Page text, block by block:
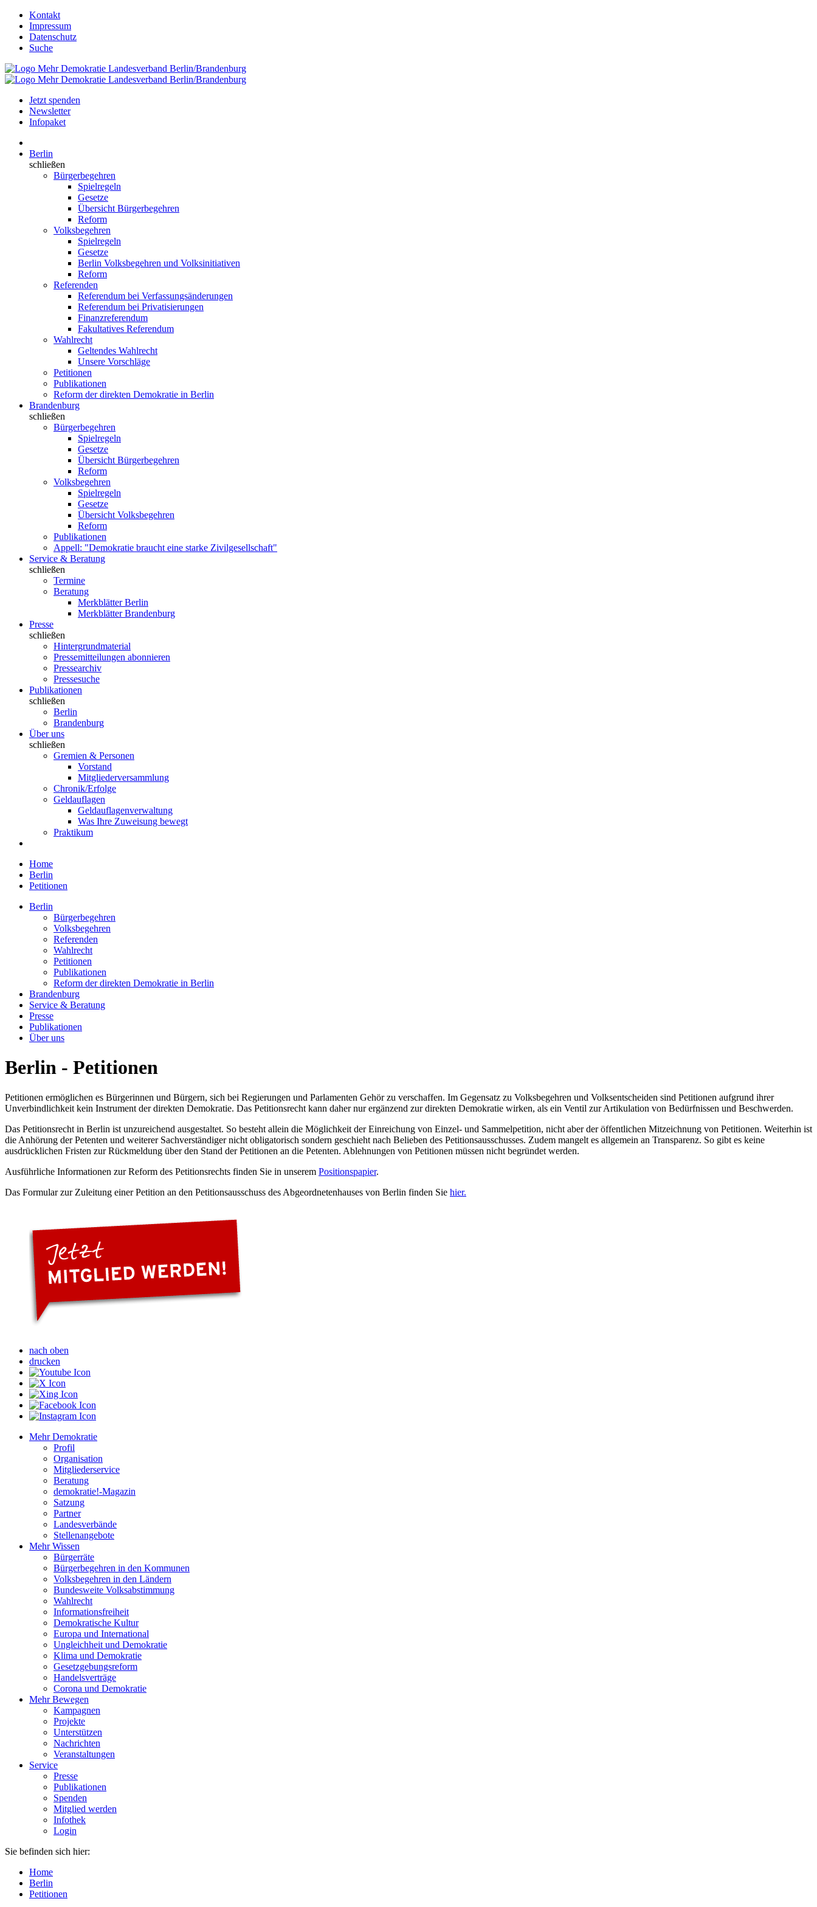
Kontakt
Impressum
Datenschutz
Suche
Jetzt spenden
Newsletter
Infopaket
Berlin
schließen
Bürgerbegehren
Spielregeln
Gesetze
Übersicht Bürgerbegehren
Reform
Volksbegehren
Spielregeln
Gesetze
Berlin Volksbegehren und Volksinitiativen
Reform
Referenden
Referendum bei Verfassungsänderungen
Referendum bei Privatisierungen
Finanzreferendum
Fakultatives Referendum
Wahlrecht
Geltendes Wahlrecht
Unsere Vorschläge
Petitionen
Publikationen
Reform der direkten Demokratie in Berlin
Brandenburg
schließen
Bürgerbegehren
Spielregeln
Gesetze
Übersicht Bürgerbegehren
Reform
Volksbegehren
Spielregeln
Gesetze
Übersicht Volksbegehren
Reform
Publikationen
Appell: "Demokratie braucht eine starke Zivilgesellschaft"
Service & Beratung
schließen
Termine
Beratung
Merkblätter Berlin
Merkblätter Brandenburg
Presse
schließen
Hintergrundmaterial
Pressemitteilungen abonnieren
Pressearchiv
Pressesuche
Publikationen
schließen
Berlin
Brandenburg
Über uns
schließen
Gremien & Personen
Vorstand
Mitgliederversammlung
Chronik/Erfolge
Geldauflagen
Geldauflagenverwaltung
Was Ihre Zuweisung bewegt
Praktikum
Home
Berlin
Petitionen
Berlin
Bürgerbegehren
Volksbegehren
Referenden
Wahlrecht
Petitionen
Publikationen
Reform der direkten Demokratie in Berlin
Brandenburg
Service & Beratung
Presse
Publikationen
Über uns
Berlin - Petitionen
Petitionen ermöglichen es Bürgerinnen und Bürgern, sich bei Regierungen und Parlamenten Gehör zu verschaffen. Im Gegensatz zu Volksbegehren und Volksentscheiden sind Petitionen aufgrund ihrer
Unverbindlichkeit kein Instrument der direkten Demokratie. Das Petitionsrecht kann daher nur ergänzend zur direkten Demokratie wirken, als ein Ventil zur Artikulation von Bedürfnissen und Beschwerden.
Das Petitionsrecht in Berlin ist unzureichend ausgestaltet. So besteht allein die Möglichkeit der Einreichung von Einzel- und Sammelpetition, nicht aber der öffentlichen Mitzeichnung von Petitionen. Weiterhin ist
die Anhörung der Petenten und weiterer Sachverständiger nicht obligatorisch sondern geschieht nach Belieben des Petitionsausschusses. Zudem mangelt es allgemein an Transparenz. So gibt es keine
ausdrücklichen Fristen zur Rückmeldung über den Stand der Petitionen an die Petenten. Ablehnungen von Petitionen müssen nicht begründet werden.
Ausführliche Informationen zur Reform des Petitionsrechts finden Sie in unserem Positionspapier.
Das Formular zur Zuleitung einer Petition an den Petitionsausschuss des Abgeordnetenhauses von Berlin finden Sie hier.
nach oben
drucken
Mehr Demokratie
Profil
Organisation
Mitgliederservice
Beratung
demokratie!-Magazin
Satzung
Partner
Landesverbände
Stellenangebote
Mehr Wissen
Bürgerräte
Bürgerbegehren in den Kommunen
Volksbegehren in den Ländern
Bundesweite Volksabstimmung
Wahlrecht
Informationsfreiheit
Demokratische Kultur
Europa und International
Ungleichheit und Demokratie
Klima und Demokratie
Gesetzgebungsreform
Handelsverträge
Corona und Demokratie
Mehr Bewegen
Kampagnen
Projekte
Unterstützen
Nachrichten
Veranstaltungen
Service
Presse
Publikationen
Spenden
Mitglied werden
Infothek
Login
Sie befinden sich hier:
Home
Berlin
Petitionen